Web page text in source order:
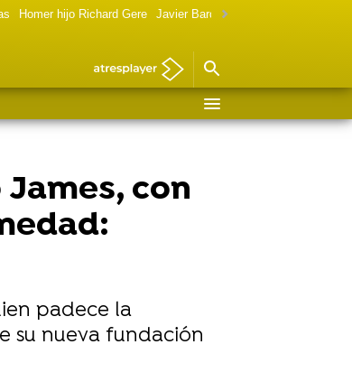
Homer hijo Richard Gere Javier Bardem política
con
padece la
su nueva fundación